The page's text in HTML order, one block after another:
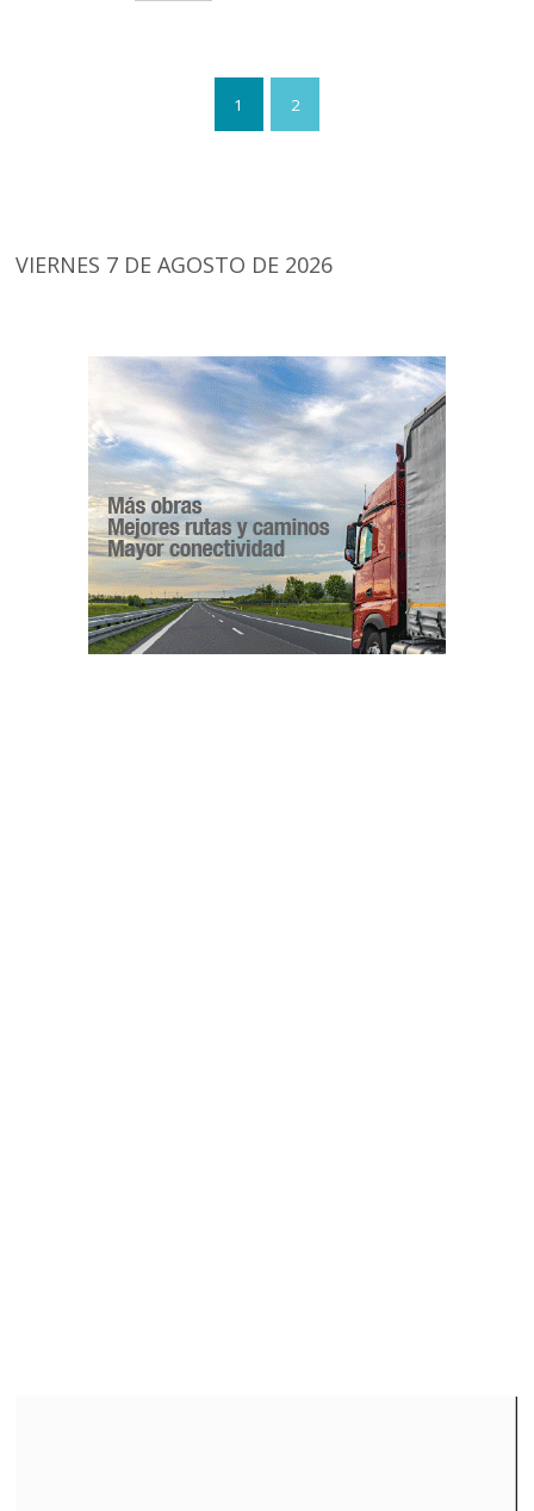
1 2
VIERNES 7 DE AGOSTO DE 2026